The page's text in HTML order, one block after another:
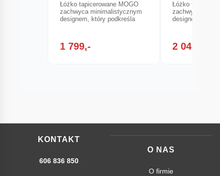
Łóżko tapicerowane MOGO
zachwyca minimalistycznym
designem, który podkreśla
1 799,-
Łóżko
zachwyca
designem, który
2 049,-
KONTAKT
606 836 850
O NAS
O firmie